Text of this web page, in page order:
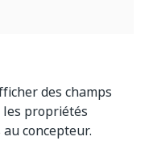
des champs
les propriétés
concepteur.